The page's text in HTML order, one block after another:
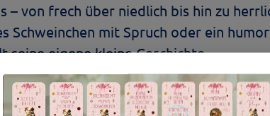
– von frech über niedlich bis hin zu
Schweinchen mit Spruch oder ein
seine eigene kleine Geschichte.
hochwertigem wasserfestem Vinyl,
sich perfekt zum Verzieren von: